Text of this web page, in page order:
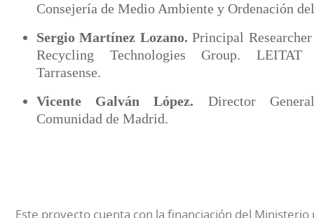
Consejería de Medio Ambiente y Ordenación
Sergio Martínez Lozano. Principal
Recycling Technologies Group. LEITAT
Tarrasense.
Vicente Galván López. Director
Comunidad de Madrid.
Este proyecto cuenta con la financiación del Ministerio